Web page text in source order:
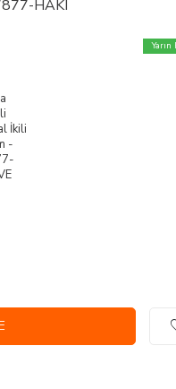
HAKI
Yarın